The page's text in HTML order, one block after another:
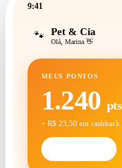
9:41
🐾 Pet & Cia
Olá, Marina 👋
MEUS PONTOS
1.240pts
+ R$ 23,50 em cashback